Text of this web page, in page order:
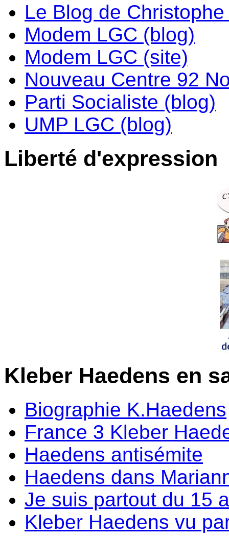
Le Blog de
Modem LGC (blog)
Modem LGC (site)
Nouveau Centre 92
Parti Socialiste (blog)
UMP LGC (blog)
Liberté d'expression
Kleber Haedens en
Biographie K.Haedens
France 3 Kleber
Haedens antisémite
Haedens dans
Je suis partout du 15
Kleber Haedens vu